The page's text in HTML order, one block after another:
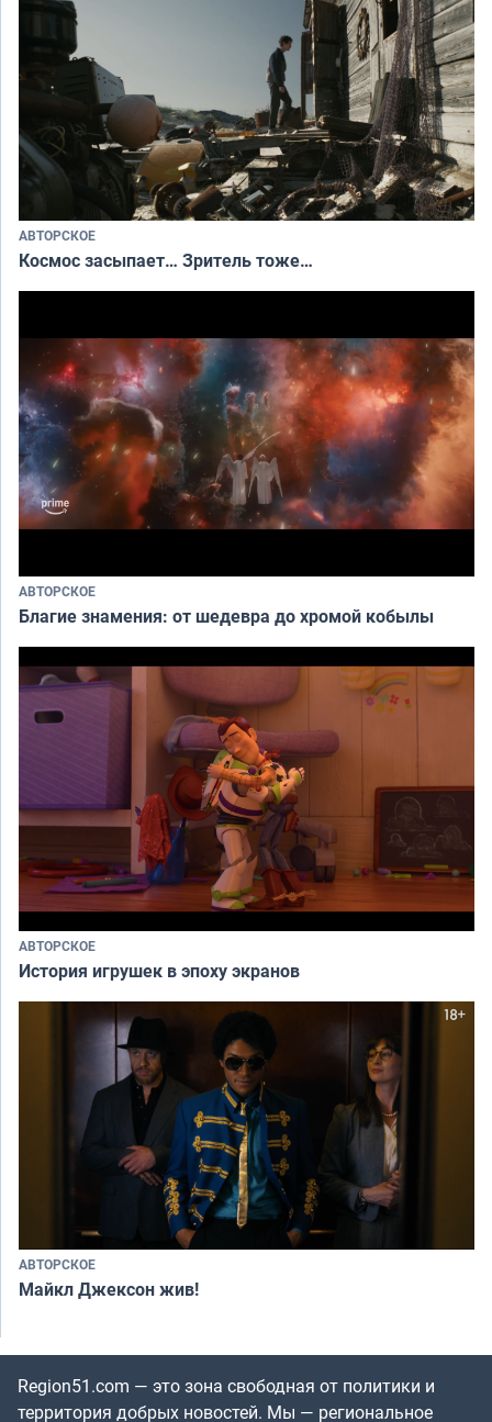
АВТОРСКОЕ
Космос засыпает… Зритель тоже…
АВТОРСКОЕ
Благие знамения: от шедевра до хромой кобылы
АВТОРСКОЕ
История игрушек в эпоху экранов
АВТОРСКОЕ
Майкл Джексон жив!
Region51.com — это зона свободная от политики и
территория добрых новостей. Мы — региональное